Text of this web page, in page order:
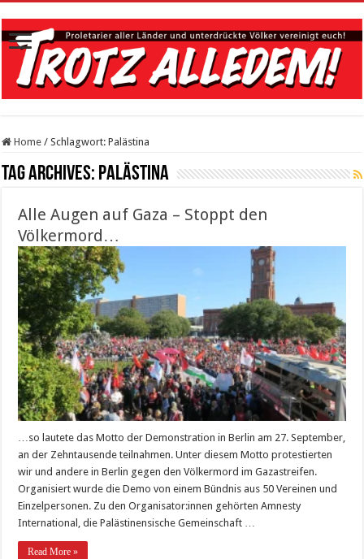
Home / Schlagwort:Palästina
Tag Archives: Palästina
Alle Augen auf Gaza – Stoppt den
Völkermord…
…so lautete das Motto der Demonstration in Berlin am 27. September,
an der Zehntausende teilnahmen. Unter diesem Motto protestierten
wir und andere in Berlin gegen den Völkermord im Gazastreifen.
Organisiert wurde die Demo von einem Bündnis aus 50 Vereinen und
Einzelpersonen. Zu den Organisator:innen gehörten Amnesty
International, die Palästinensische Gemeinschaft …
Read More »